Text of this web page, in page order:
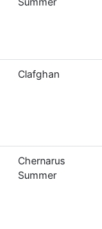
Clafghan
Chernarus
Summer